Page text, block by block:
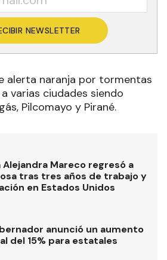
NEWSLETTER
alerta naranja por tormentas
varias ciudades siendo
Pilcomayo y Pirané.
Alejandra Mareco regresó a
tras tres años de trabajo y
en Estados Unidos
anunció un aumento
del 15% para estatales